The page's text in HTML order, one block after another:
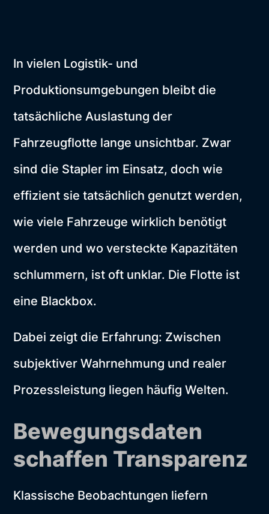
In vielen Logistik- und
Produktionsumgebungen bleibt die
tatsächliche Auslastung der
Fahrzeugflotte lange unsichtbar. Zwar
sind die Stapler im Einsatz, doch wie
effizient sie tatsächlich genutzt werden,
wie viele Fahrzeuge wirklich benötigt
werden und wo versteckte Kapazitäten
schlummern, ist oft unklar. Die Flotte ist
eine Blackbox.
Dabei zeigt die Erfahrung: Zwischen
subjektiver Wahrnehmung und realer
Prozessleistung liegen häufig Welten.
Bewegungsdaten
schaffen Transparenz
Klassische Beobachtungen liefern